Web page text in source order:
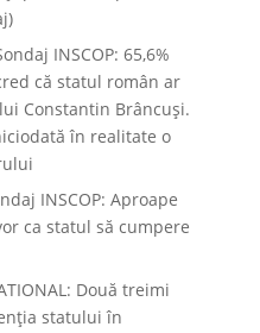
INSCOP: 65,6%
că statul român ar
Constantin Brâncuși.
în realitate o
INSCOP: Aproape
ca statul să cumpere
Două treimi
statului în